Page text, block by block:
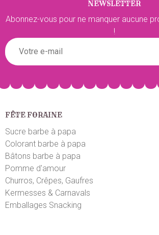
NEWSLETTER
Abonnez-vous pour ne manquer aucune
!
FÊTE FORAINE
Sucre barbe à papa
Colorant barbe à papa
Bâtons barbe à papa
Pomme d'amour
Churros, Crêpes, Gaufres
Kermesses & Carnavals
Emballages Snacking